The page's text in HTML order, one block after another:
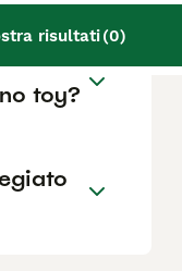
risultati(0)
toy?